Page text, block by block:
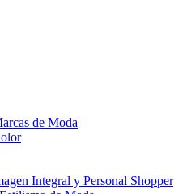
de Moda
Integral y Personal Shopper